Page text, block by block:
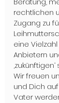
rechtlichen
Zugang zu
eine
Anbietern
Wir freuen
und Dich
Vater